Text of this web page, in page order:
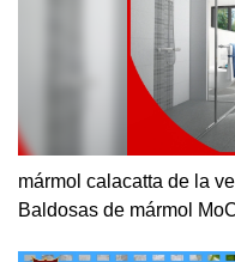
mármol calacatta de la
Baldosas de mármol